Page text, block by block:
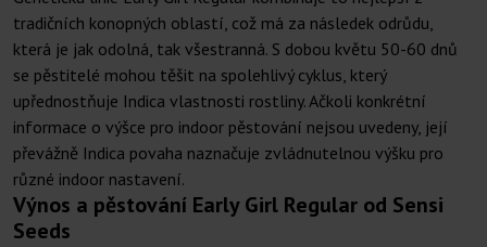
tradičních konopných oblastí, což má za následek odrůdu,
která je jak odolná, tak všestranná. S dobou květu 50-60 dnů
se pěstitelé mohou těšit na spolehlivý cyklus, který
upřednostňuje Indica vlastnosti rostliny. Ačkoli konkrétní
informace o výšce pro indoor pěstování nejsou uvedeny, její
převážně Indica povaha naznačuje zvládnutelnou výšku pro
různé indoor nastavení.
Výnos a pěstování Early Girl Regular od Sensi
Seeds